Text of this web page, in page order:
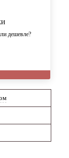
дешевле?